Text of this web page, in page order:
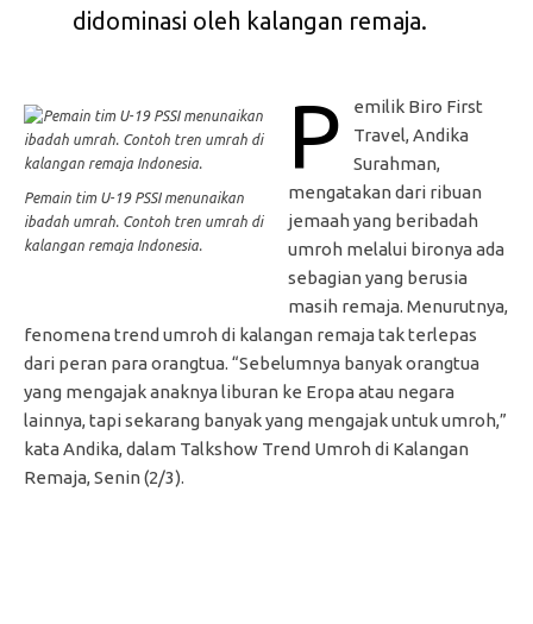
didominasi oleh kalangan remaja.
Pemain tim U-19 PSSI menunaikan
ibadah umrah. Contoh tren umrah di
kalangan remaja Indonesia.
P
emilik Biro First
Travel, Andika
Surahman,
mengatakan dari ribuan
jemaah yang beribadah
umroh melalui bironya ada
sebagian yang berusia
masih remaja. Menurutnya,
fenomena trend umroh di kalangan remaja tak terlepas
dari peran para orangtua. “Sebelumnya banyak orangtua
yang mengajak anaknya liburan ke Eropa atau negara
lainnya, tapi sekarang banyak yang mengajak untuk umroh,”
kata Andika, dalam Talkshow Trend Umroh di Kalangan
Remaja, Senin (2/3).